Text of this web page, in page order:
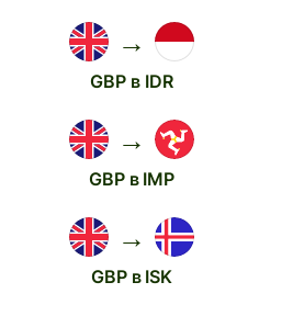
→
GBP в IDR
→
GBP в IMP
→
GBP в ISK